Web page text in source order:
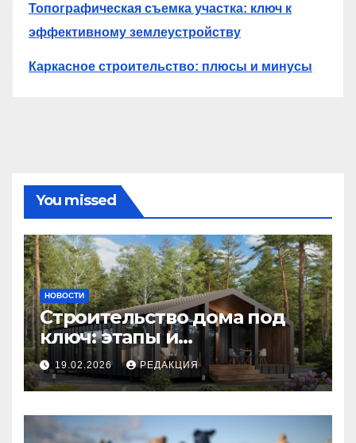
Топографическая съемка участка: ключ к
эффективному землеустройству
Каркасное строительство: плюсы и минусы
You missed
НОВОСТИ
Строительство дома под
ключ: этапы и
планирование бюджета
19.02.2026 РЕДАКЦИЯ